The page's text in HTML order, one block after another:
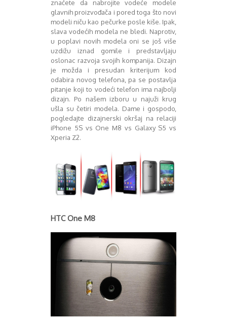
Sony
Testovi modela
Upoređivanje modela
Windows Phone
Zanimljivosti
Mart 2013
April 2013
Maj 2013
Juni 2013
Juli 2013
August 2013
Septembar 2013
Oktobar 2013
Novembar 2013
Decembar 2013
Januar 2014
Februar 2014
Maj 2014
Juni 2014
Juli 2014
August 2014
Decembar 2014
Januar 2015
Februar 2015
April 2015
Juni 2015
Juli 2015
znaćete da nabrojite vodeće modele
glavnih proizvođača i pored toga što novi
modeli niču kao pečurke posle kiše. Ipak,
slava vodećih modela ne bledi. Naprotiv,
u poplavi novih modela oni se još više
uzdižu iznad gomile i predstavljaju
oslonac razvoja svojih kompanija. Dizajn
je možda i presudan kriterijum kod
odabira novog telefona, pa se postavlja
pitanje koji to vodeći telefon ima najbolji
dizajn. Po našem izboru u najuži krug
ušla su četiri modela. Dame i gospodo,
pogledajte dizajnerski okršaj na relaciji
iPhone 5S vs One M8 vs Galaxy S5 vs
Xperia Z2.
HTC One M8